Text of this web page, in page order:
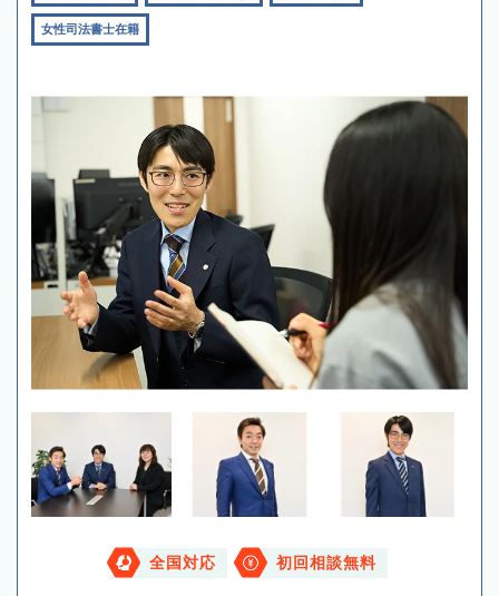
女性司法書士在籍
全国対応 初回相談無料